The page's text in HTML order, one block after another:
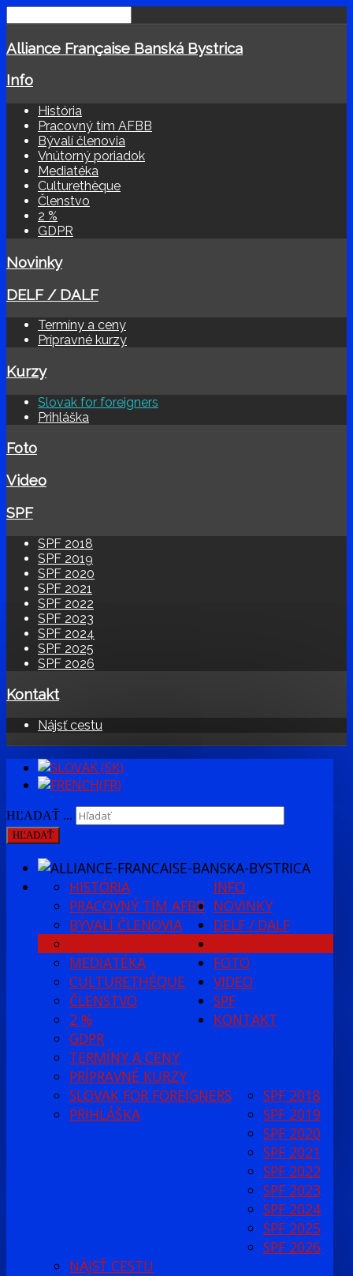
Alliance Française Banská Bystrica
Info
História
Pracovný tím AFBB
Bývalí členovia
Vnútorný poriadok
Mediatéka
Culturethèque
Členstvo
2 %
GDPR
Novinky
DELF / DALF
Termíny a ceny
Prípravné kurzy
Kurzy
Slovak for foreigners
Prihláška
Foto
Video
SPF
SPF 2018
SPF 2019
SPF 2020
SPF 2021
SPF 2022
SPF 2023
SPF 2024
SPF 2025
SPF 2026
Kontakt
Nájsť cestu
HĽADAŤ ...
HĽADAŤ
INFO
HISTÓRIA
PRACOVNÝ TÍM AFBB
BÝVALÍ ČLENOVIA
VNÚTORNÝ PORIADOK
MEDIATÉKA
CULTURETHÈQUE
ČLENSTVO
2 %
GDPR
NOVINKY
DELF / DALF
TERMÍNY A CENY
PRÍPRAVNÉ KURZY
SLOVAK FOR FOREIGNERS
PRIHLÁŠKA
FOTO
VIDEO
SPF
SPF 2018
SPF 2019
SPF 2020
SPF 2021
SPF 2022
SPF 2023
SPF 2024
SPF 2025
SPF 2026
KONTAKT
NÁJSŤ CESTU